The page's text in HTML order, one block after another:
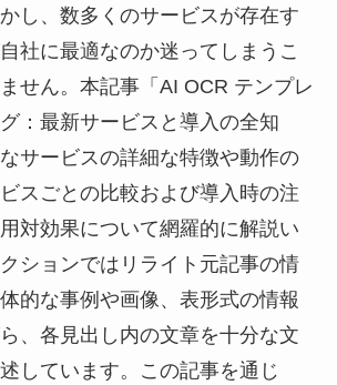
し、数多くのサービスが存在す
社に最適なのか迷ってしまうこ
せん。本記事「AI OCR テンプレ
：最新サービスと導入の全知
サービスの詳細な特徴や動作の
スごとの比較および導入時の注
対効果について網羅的に解説い
ションではリライト元記事の情
的な事例や画像、表形式の情報
、各見出し内の文章を十分な文
しています。この記事を通じ